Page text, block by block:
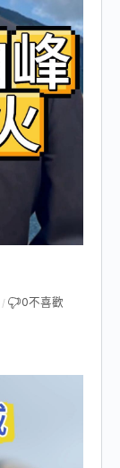
/ 0不喜歡